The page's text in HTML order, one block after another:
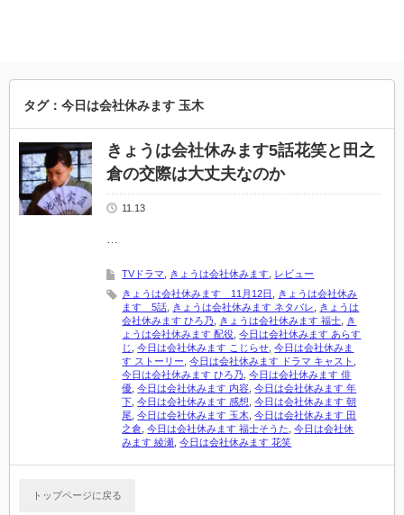
タグ：今日は会社休みます 玉木
きょうは会社休みます5話花笑と田之
倉の交際は大丈夫なのか
11.13
…
TVドラマ きょうは会社休みます レビュー
きょうは会社休みます 11月12日
きょうは会社休み
ます 5話
きょうは会社休みます ネタバレ
きょうは
会社休みます ひろ乃
きょうは会社休みます 福士
き
ょうは会社休みます 配役 ,今日は会社休みます あらす
じ
,今日は会社休みます こじらせ ,今日は会社休みま
す ストーリー ,今日は会社休みます ドラマ キャスト
今日は会社休みます ひろ乃 ,今日は会社休みます 俳
優 ,今日は会社休みます 内容 ,今日は会社休みます 年
下 ,今日は会社休みます 感想 ,今日は会社休みます 朝
尾 ,今日は会社休みます 玉木 ,今日は会社休みます 田
之倉 ,今日は会社休みます 福士そうた ,今日は会社休
みます 綾瀬 ,今日は会社休みます 花笑
トップページに戻る